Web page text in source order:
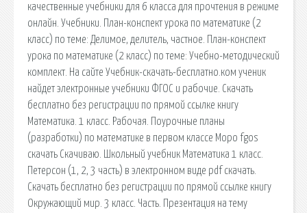
качественные учебники для 6 класса для прочтения в режиме
онлайн. Учебники. План-конспект урока по математике (2
класс) по теме: Делимое, делитель, частное. План-конспект
урока по математике (2 класс) по теме: Учебно-методический
комплект. На сайте Учебник-скачать-бесплатно.ком ученик
найдет электронные учебники ФГОС и рабочие. Скачать
бесплатно без регистрации по прямой ссылке книгу
Математика. 1 класс. Рабочая. Поурочные планы
(разработки) по математике в первом классе Моро fgos
скачать Скачиваю. Школьный учебник Математика 1 класс.
Петерсон (1, 2, 3 часть) в электронном виде pdf скачать.
Скачать бесплатно без регистрации по прямой ссылке книгу
Окружающий мир. 3 класс. Часть. Презентация на тему